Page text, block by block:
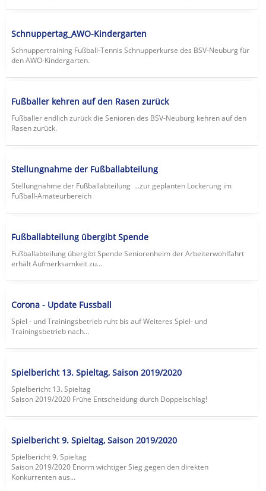
Schnuppertag_AWO-Kindergarten
Schnuppertraining Fußball-Tennis Schnupperkurse des BSV-Neuburg für
den AWO-Kindergarten.
Fußballer kehren auf den Rasen zurück
Fußballer endlich zurück die Senioren des BSV-Neuburg kehren auf den
Rasen zurück.
Stellungnahme der Fußballabteilung
Stellungnahme der Fußballabteilung ...zur geplanten Lockerung im
Fußball-Amateurbereich
Fußballabteilung übergibt Spende
Fußballabteilung übergibt Spende Seniorenheim der Arbeiterwohlfahrt
erhält Aufmerksamkeit zu...
Corona - Update Fussball
Spiel - und Trainingsbetrieb ruht bis auf Weiteres Spiel- und
Trainingsbetrieb nach...
Spielbericht 13. Spieltag, Saison 2019/2020
Spielbericht 13. Spieltag
Saison 2019/2020 Frühe Entscheidung durch Doppelschlag!
Spielbericht 9. Spieltag, Saison 2019/2020
Spielbericht 9. Spieltag
Saison 2019/2020 Enorm wichtiger Sieg gegen den direkten
Konkurrenten aus...